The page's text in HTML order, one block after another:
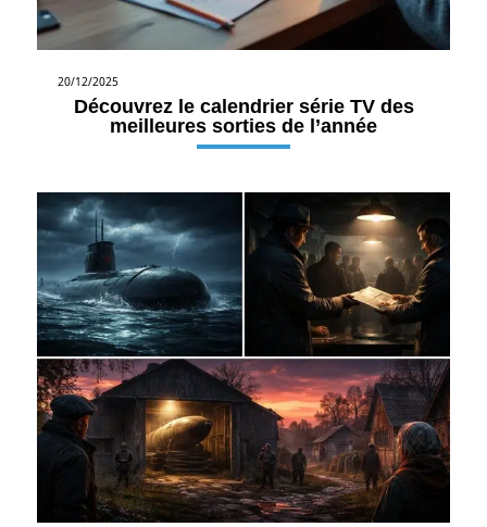
20/12/2025
Découvrez le calendrier série TV des
meilleures sorties de l’année